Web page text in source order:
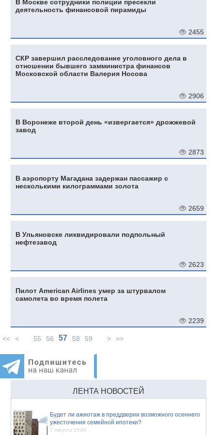
В Москве сотрудники полиции пресекли
деятельность финансовой пирамиды
2455
СКР завершил расследование уголовного дела в
отношении бывшего замминистра финансов
Московской области Валерия Носова
2906
В Воронеже второй день «извергается» дрожжевой
завод
2873
В аэропорту Магадана задержан пассажир с
несколькими килограммами золота
2659
В Ульяновске ликвидировали подпольный
нефтезавод
2623
Пилот American Airlines умер за штурвалом
самолета во время полета
2239
<< < 55 56 57 58 59 > >>
ЛЕНТА НОВОСТЕЙ
Будет ли ажиотаж в преддверии возможного осеннего
ужесточения семейной ипотеки?
7 Августа 15:04